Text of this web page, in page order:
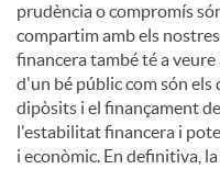
prudència o compromís
compartim amb els
financera també té a
d'un bé públic com són els
dipòsits i el finançament
l'estabilitat financera i
i econòmic. En definitiva,